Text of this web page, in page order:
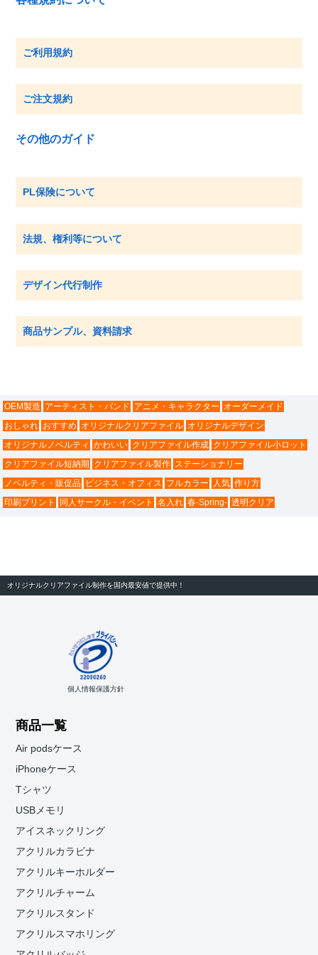
ご利用規約
ご注文規約
その他のガイド
PL保険について
法規、権利等について
デザイン代行制作
商品サンプル、資料請求
OEM製造 アーティスト・バンド アニメ・キャラクター オーダーメイド
おしゃれ おすすめ オリジナルクリアファイル オリジナルデザイン
オリジナルノベルティ かわいい クリアファイル作成 クリアファイル小ロット
クリアファイル短納期 クリアファイル製作 ステーショナリー
ノベルティ・販促品 ビジネス・オフィス フルカラー 人気 作り方
印刷プリント
同人サークル・イベント 名入れ 春-Spring- 透明クリア
オリジナルクリアファイル制作を国内最安値で提供中！
個人情報保護方針
商品一覧
Air podsケース
iPhoneケース
Tシャツ
USBメモリ
アイスネックリング
アクリルカラビナ
アクリルキーホルダー
アクリルチャーム
アクリルスタンド
アクリルスマホリング